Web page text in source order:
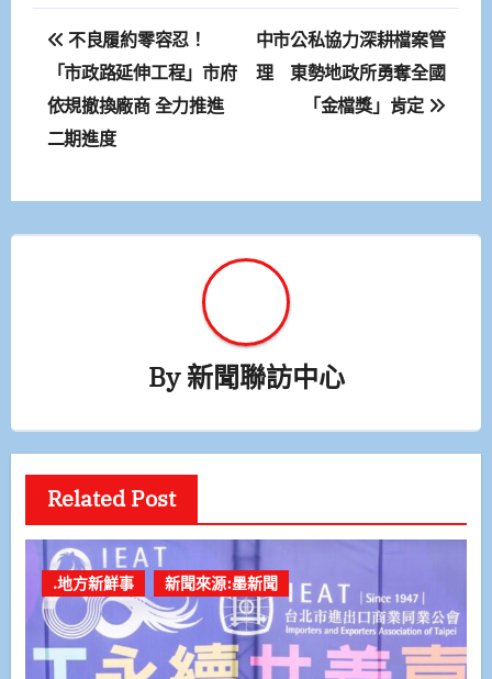
文
章
導
不良履約零容忍！
「市政路延伸工程」市府
依規撤換廠商 全力推進
二期進度
中市公私協力深耕檔案管
理 東勢地政所勇奪全國
「金檔獎」肯定
By新聞聯訪中心
Related Post
.地方新鮮事 新聞來源:墨新聞